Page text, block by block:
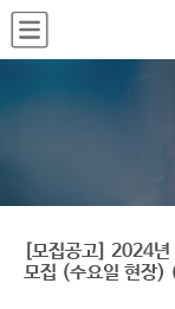
[모집공고] 2024
모집 (수요일 현장